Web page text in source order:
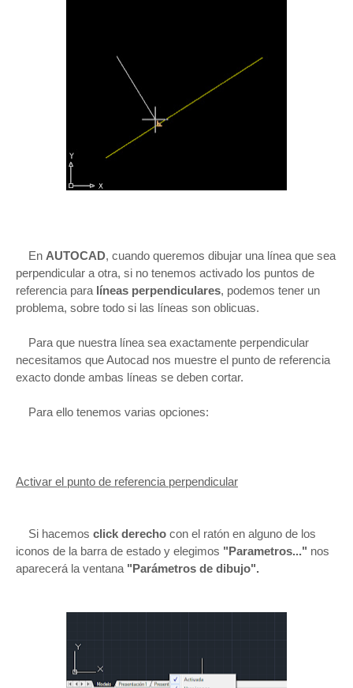
En AUTOCAD, cuando queremos dibujar una línea que sea
perpendicular a otra, si no tenemos activado los puntos de
referencia para líneas perpendiculares, podemos tener un
problema, sobre todo si las líneas son oblicuas.
Para que nuestra línea sea exactamente perpendicular
necesitamos que Autocad nos muestre el punto de referencia
exacto donde ambas líneas se deben cortar.
Para ello tenemos varias opciones:
Activar el punto de referencia perpendicular
Si hacemos click derecho con el ratón en alguno de los
iconos de la barra de estado y elegimos "Parametros..." nos
aparecerá la ventana "Parámetros de dibujo".